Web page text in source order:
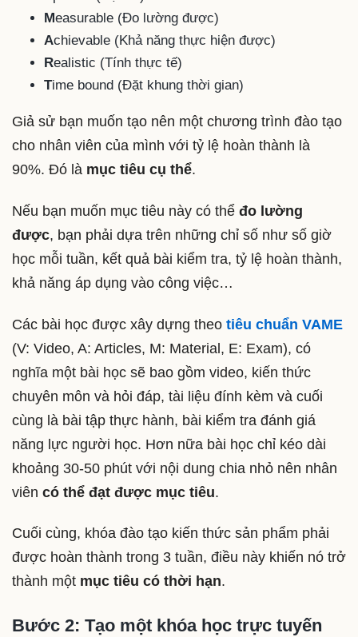
Measurable (Đo lường được)
Achievable (Khả năng thực hiện được)
Realistic (Tính thực tế)
Time bound (Đặt khung thời gian)
Giả sử bạn muốn tạo nên một chương trình đào tạo
cho nhân viên của mình với tỷ lệ hoàn thành là
90%. Đó là mục tiêu cụ thể.
Nếu bạn muốn mục tiêu này có thể đo lường
được, bạn phải dựa trên những chỉ số như số giờ
học mỗi tuần, kết quả bài kiểm tra, tỷ lệ hoàn thành,
khả năng áp dụng vào công việc…
Các bài học được xây dựng theo tiêu chuẩn VAME
(V: Video, A: Articles, M: Material, E: Exam), có
nghĩa một bài học sẽ bao gồm video, kiến thức
chuyên môn và hỏi đáp, tài liệu đính kèm và cuối
cùng là bài tập thực hành, bài kiểm tra đánh giá
năng lực người học. Hơn nữa bài học chỉ kéo dài
khoảng 30-50 phút với nội dung chia nhỏ nên nhân
viên có thể đạt được mục tiêu.
Cuối cùng, khóa đào tạo kiến thức sản phẩm phải
được hoàn thành trong 3 tuần, điều này khiến nó trở
thành một mục tiêu có thời hạn.
Bước 2: Tạo một khóa học trực tuyến